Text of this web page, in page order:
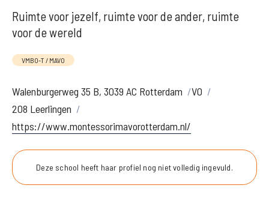
Ruimte voor jezelf, ruimte voor de ander, ruimte
voor de wereld
VMBO-T / MAVO
Walenburgerweg 35 B, 3039 AC Rotterdam
VO
208 Leerlingen
https://www.montessorimavorotterdam.nl/
Deze school heeft haar profiel nog niet volledig ingevuld.